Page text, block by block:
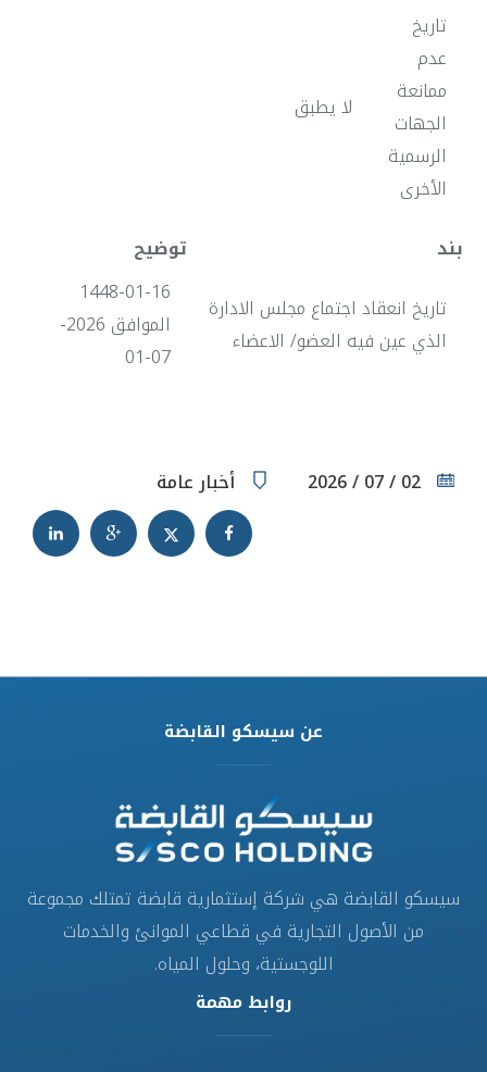
تاريخ
عدم
ممانعة
الجهات
الرسمية
الأخرى
لا يطبق
بند
توضيح
تاريخ انعقاد اجتماع مجلس الادارة
الذي عين فيه العضو/ الاعضاء
1448-01-16
الموافق 2026-
07-01
02 / 07 / 2026 أخبار عامة
عن سيسكو القابضة
سيسكو القابضة هي شركة إستثمارية قابضة تمتلك مجموعة
من الأصول التجارية في قطاعي الموانئ والخدمات
اللوجستية، وحلول المياه.
روابط مهمة